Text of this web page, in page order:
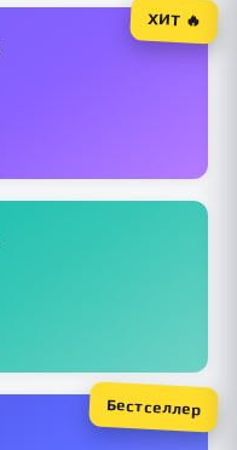
ХИТ 🔥
Бестселлер